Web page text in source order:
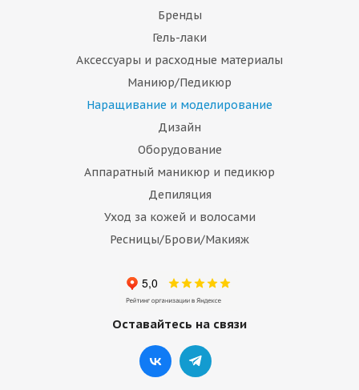
Бренды
Гель-лаки
Аксессуары и расходные материалы
Маниюр/Педикюр
Наращивание и моделирование
Дизайн
Оборудование
Аппаратный маникюр и педикюр
Депиляция
Уход за кожей и волосами
Ресницы/Брови/Макияж
Оставайтесь на связи